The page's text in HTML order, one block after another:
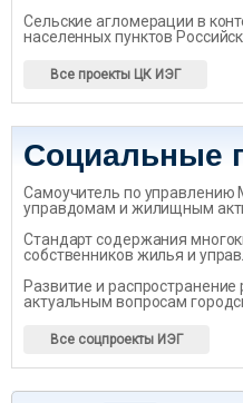
Сельские агломерации в
населенных пунктов
Все проекты ЦК ИЭГ
Социальные
Самоучитель по
управдомам и жилищным
Стандарт содержания
собственников жилья и
Развитие и
актуальным вопросам
Все соцпроекты ИЭГ